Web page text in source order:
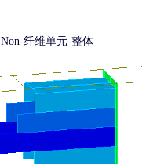
Non-纤维单元-整体